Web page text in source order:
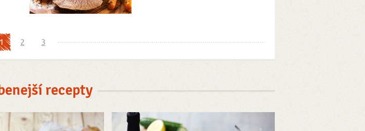
1 2 3
recepty